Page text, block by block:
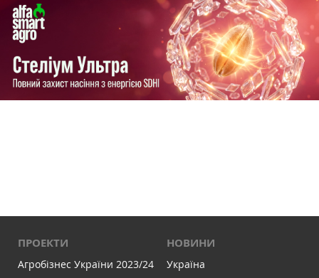
ПРОЕКТИ
Агробізнес України 2023/24
НОВИНИ
Україна